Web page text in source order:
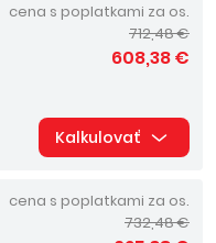
cena s poplatkami za os.
712,48 €
608,38 €
Kalkulovať
cena s poplatkami za os.
732,48 €